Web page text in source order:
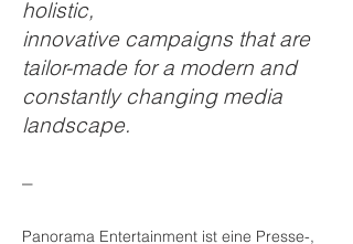
holistic,
innovative campaigns that are
tailor-made for a modern and
constantly changing media
landscape.
–
Panorama Entertainment ist eine Presse-,